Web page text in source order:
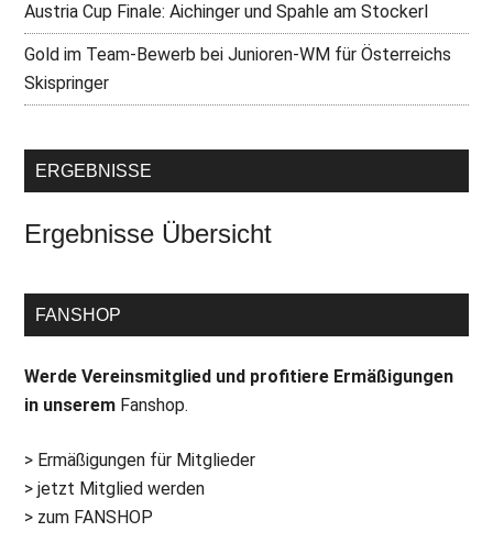
Austria Cup Finale: Aichinger und Spahle am Stockerl
Gold im Team-Bewerb bei Junioren-WM für Österreichs
Skispringer
ERGEBNISSE
Ergebnisse Übersicht
FANSHOP
Werde Vereinsmitglied und profitiere Ermäßigungen
in unserem Fanshop.
> Ermäßigungen für Mitglieder
> jetzt Mitglied werden
> zum FANSHOP